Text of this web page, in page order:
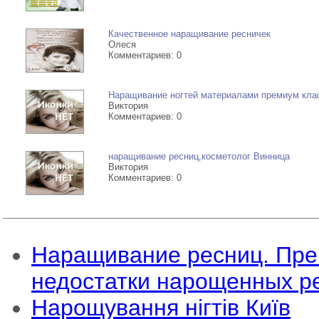
Качественное наращивание ресничек
Олеся
Комментариев: 0
Наращивание ногтей материалами премиум
Виктория
Комментариев: 0
наращивание ресниц,косметолог Винница
Виктория
Комментариев: 0
Наращивание ресниц.
недостатки нарощенных
Нарощування нігтів Київ